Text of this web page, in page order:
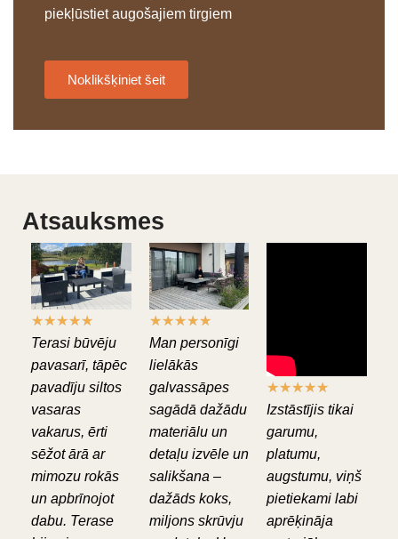
piekļūstiet augošajiem tirgiem
Noklikšķiniet šeit
Atsauksmes
★★★★★
Terasi būvēju
pavasarī, tāpēc
pavadīju siltos
vasaras
vakarus, ērti
sēžot ārā ar
mimozu rokās
un apbrīnojot
dabu. Terase
★★★★★
Man personīgi
lielākās
galvassāpes
sagādā dažādu
materiālu un
detaļu izvēle un
salikšana –
dažāds koks,
miljons skrūvju
★★★★★
Izstāstījis tikai
garumu,
platumu,
augstumu, viņš
pietiekami labi
aprēķināja